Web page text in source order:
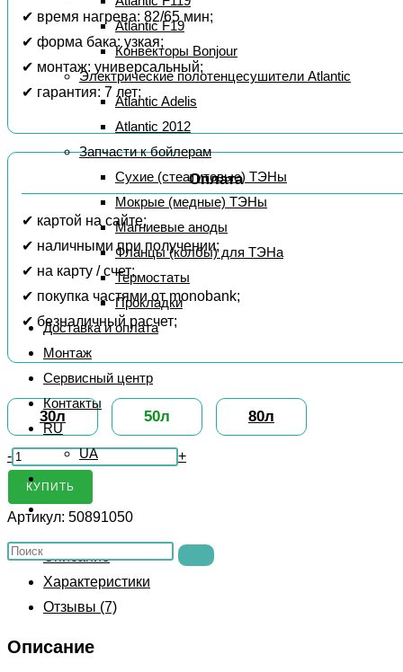
Atlantic F19
Конвекторы Bonjour
Электрические полотенцесушители Atlantic
Atlantic Adelis
Atlantic 2012
Запчасти к бойлерам
Сухие (стеатитовые) ТЭНы
Мокрые (медные) ТЭНы
Магниевые аноды
Фланцы (колбы) для ТЭНа
Термостаты
Прокладки
Доставка и оплата
Монтаж
Сервисный центр
Контакты
RU
UA
Переключить
поиск
по
веб-
сайту
Поиск
✔ время нагрева: 82/65 мин;
✔ форма бака: узкая;
✔ монтаж: универсальный;
✔ гарантия: 7 лет;
Оплата
✔ картой на сайте;
✔ наличными при получении;
✔ на карту / счет;
✔ покупка частями от monobank;
✔ безналичный расчет;
30л 50л 80л
Количество
Бойлер
Atlantic
Slim
2-
- +
КУПИТЬ
Артикул: 50891050
Описание
Характеристики
Отзывы (7)
Описание